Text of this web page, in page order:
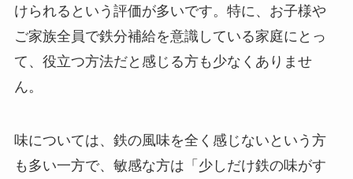
けられるという評価が多いです。特に、お子様や
ご家族全員で鉄分補給を意識している家庭にとっ
て、役立つ方法だと感じる方も少なくありませ
ん。
味については、鉄の風味を全く感じないという方
も多い一方で、敏感な方は「少しだけ鉄の味がす